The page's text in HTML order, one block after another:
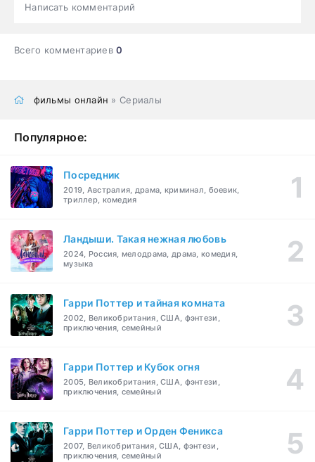
Написать комментарий
Всего комментариев0
фильмы онлайн » Сериалы
Популярное:
Посредник
2019, Австралия, драма, криминал, боевик,
триллер, комедия
Ландыши. Такая нежная любовь
2024, Россия, мелодрама, драма, комедия,
музыка
Гарри Поттер и тайная комната
2002, Великобритания, США, фэнтези,
приключения, семейный
Гарри Поттер и Кубок огня
2005, Великобритания, США, фэнтези,
приключения, семейный
Гарри Поттер и Орден Феникса
2007, Великобритания, США, фэнтези,
приключения, семейный